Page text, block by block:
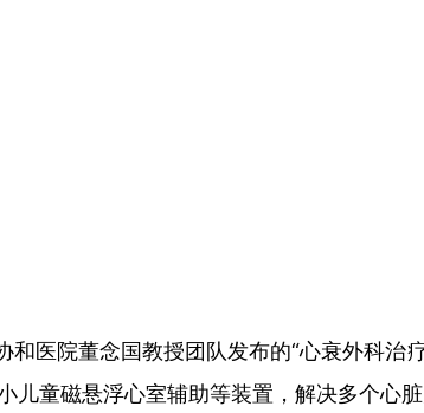
医院董念国教授团队发布的“心衰外科治
童磁悬浮心室辅助等装置，解决多个心脏